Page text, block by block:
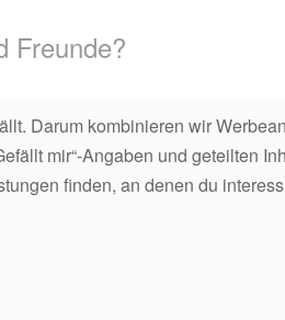
Freunde?
Darum kombinieren wir
mir“-Angaben und geteilten
finden, an denen du